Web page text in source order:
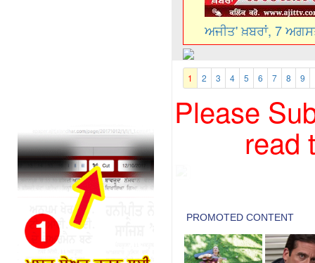
ਅਜੀਤ' ਖ਼ਬਰਾਂ, 7
1 2 3 4 5 6 7 8 9
Please
read